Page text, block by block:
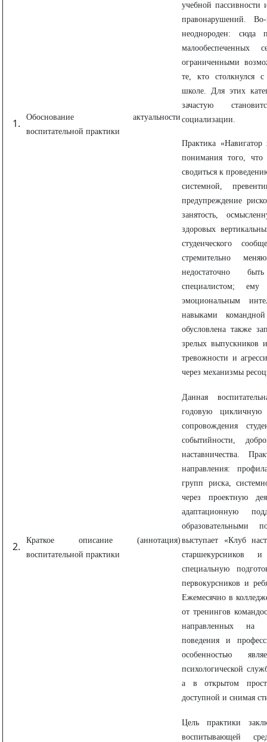
Обоснование актуальности
воспитательной практики
учебной пассивности
правонарушений.
неоднороден: сюда
малообеспеченных
ограниченными
те, кто столкнулся
школе. Для этих
зачастую
социализации.
Практика
понимания того,
сводиться к
системной,
предупреждение
занятость,
здоровых
студенческого
стремительно
недостаточно
специалистом; ему
эмоциональным
навыками
обусловлена также
зрелых выпускников
тревожности и
через механизмы
Краткое описание (аннотация)
воспитательной практики
Данная
годовую цикличную
сопровождения
событийности,
наставничества.
направления:
групп риска,
через проектную
адаптационную
образовательными
выступает «Клуб
старшекурсников
специальную
первокурсников и
Ежемесячно в
от тренингов
направленных на
поведения и
особенностью
психологической
а в открытом
доступной и снимая
Цель практики
воспитывающей